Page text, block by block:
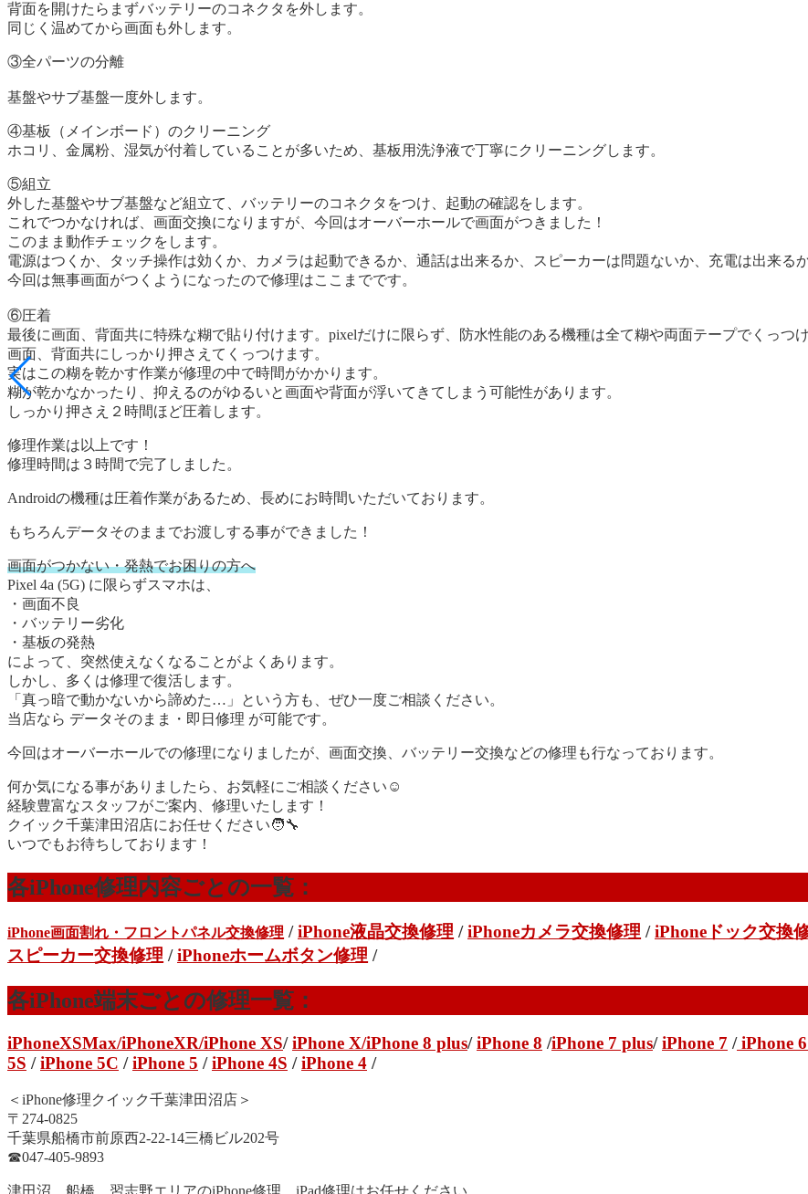
背面を開けたらまずバッテリーのコネクタを外します。
同じく温めてから画面も外します。
③全パーツの分離
基盤やサブ基盤一度外します。
④基板（メインボード）のクリーニング
ホコリ、金属粉、湿気が付着していることが多いため、基板用洗浄液で丁寧にクリーニングします。
⑤組立
外した基盤やサブ基盤など組立て、バッテリーのコネクタをつけ、起動の確認をします。
これでつかなければ、画面交換になりますが、今回はオーバーホールで画面がつきました！
このまま動作チェックをします。
電源はつくか、タッチ操作は効くか、カメラは起動できるか、通話は出来るか、スピーカーは問題ないか、充電は出来る
今回は無事画面がつくようになったので修理はここまでです。
⑥圧着
最後に画面、背面共に特殊な糊で貼り付けます。pixelだけに限らず、防水性能のある機種は全て糊や両面テープでくっつけ
画面、背面共にしっかり押さえてくっつけます。
実はこの糊を乾かす作業が修理の中で時間がかかります。
糊が乾かなかったり、抑えるのがゆるいと画面や背面が浮いてきてしまう可能性があります。
しっかり押さえ２時間ほど圧着します。
修理作業は以上です！
修理時間は３時間で完了しました。
Androidの機種は圧着作業があるため、長めにお時間いただいております。
もちろんデータそのままでお渡しする事ができました！
画面がつかない・発熱でお困りの方へ
Pixel 4a (5G) に限らずスマホは、
・画面不良
・バッテリー劣化
・基板の発熱
によって、突然使えなくなることがよくあります。
しかし、多くは修理で復活します。
「真っ暗で動かないから諦めた…」という方も、ぜひ一度ご相談ください。
当店なら データそのまま・即日修理 が可能です。
今回はオーバーホールでの修理になりましたが、画面交換、バッテリー交換などの修理も行なっております。
何か気になる事がありましたら、お気軽にご相談ください☺️
経験豊富なスタッフがご案内、修理いたします！
クイック千葉津田沼店にお任せください🧑‍🔧
いつでもお待ちしております！
各iPhone修理内容ごとの一覧：
iPhone画面割れ・フロントパネル交換修理 /iPhone液晶交換修理 /iPhoneカメラ交換修理 /iPhoneドック交換
スピーカー交換修理 /iPhoneホームボタン修理 /
各iPhone端末ごとの修理一覧：
iPhoneXSMax/iPhoneXR/iPhone XS/iPhone X/iPhone 8 plus/iPhone 8 /iPhone 7 plus/iPhone 7 /iPhone
5S /iPhone 5C /iPhone 5 /iPhone 4S /iPhone 4 /
＜iPhone修理クイック千葉津田沼店＞
〒274-0825
千葉県船橋市前原西2-22-14三橋ビル202号
☎︎047-405-9893
津田沼、船橋、習志野エリアのiPhone修理、iPad修理はお任せください。